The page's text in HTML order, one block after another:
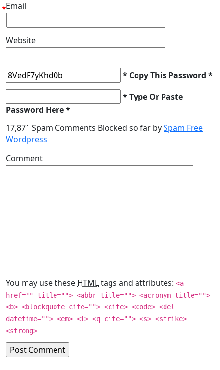
Email
*
Website
* Copy This Password *
* Type Or Paste
Password Here *
17,871 Spam Comments Blocked so far bySpam Free
Wordpress
Comment
You may use theseHTMLtags and attributes: <a
href="" title=""> <abbr title=""> <acronym title="">
<b> <blockquote cite=""> <cite> <code> <del
datetime=""> <em> <i> <q cite=""> <s> <strike>
<strong>